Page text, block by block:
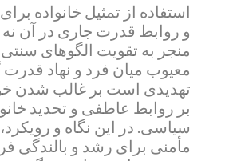
استفاده از تمثیل خانواده
و روابط قدرت جاری در آن نه
منجر به تقویت الگوهای
معیوب میان فرد و نهاد قدرت
تهدیدی است بر غالب شدن
بر روابط عاطفی و تحدید
سیاسی. در این نگاه و رویکرد،
مأمنی برای رشد و بالندگی